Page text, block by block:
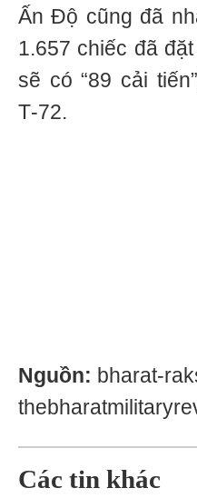
Ấn Độ cũng đã
1.657 chiếc đã
sẽ có “89 cải
Т-72.
Nguồn: bharat-
Các tin khác